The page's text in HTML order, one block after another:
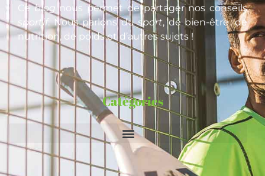
Ceblog nous permet de partager nos conseils
sportif. Nous parlons dusport, de bien-être, de
nutrition, de poids et d’autres sujets !
Catégories